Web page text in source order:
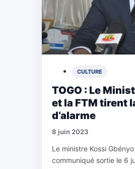
CULTURE
TOGO : Le
et la FTM tirent
d’alarme
8 juin 2023
Le ministre Kossi
communiqué sortie le 6